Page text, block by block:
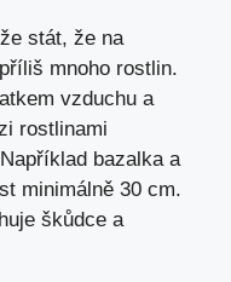
stát, že na
mnoho rostlin.
vzduchu a
rostlinami
bazalka a
minimálně 30 cm.
škůdce a